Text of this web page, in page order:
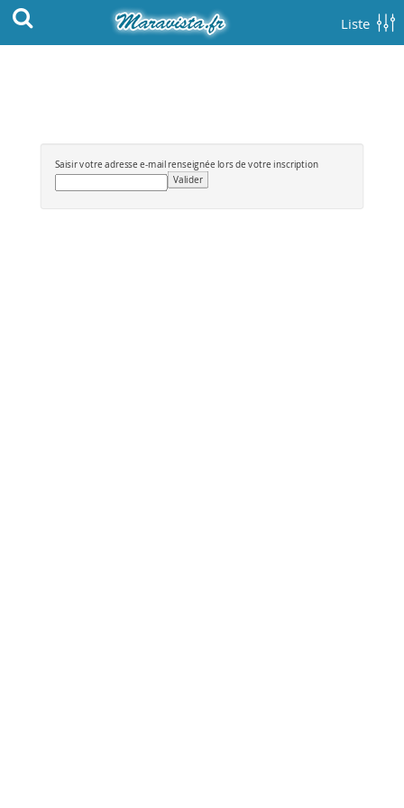
Liste
Saisir votre adresse e-mail renseignée lors de votre inscription